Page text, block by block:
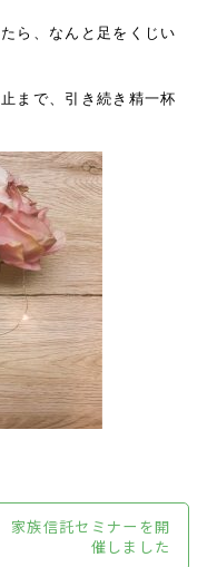
ら、なんと足をくじい
まで、引き続き精一杯
家族信託セミナーを開
催しました